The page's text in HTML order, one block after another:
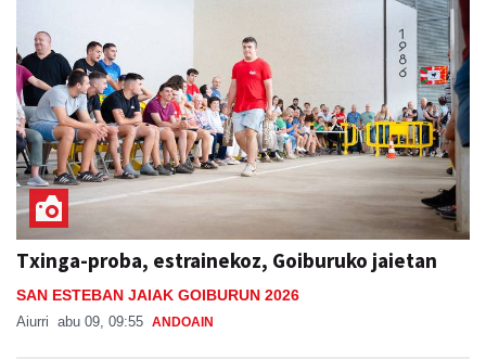
Txinga-proba, estrainekoz, Goiburuko jaietan
SAN ESTEBAN JAIAK GOIBURUN 2026
Aiurri abu 09, 09:55 ANDOAIN